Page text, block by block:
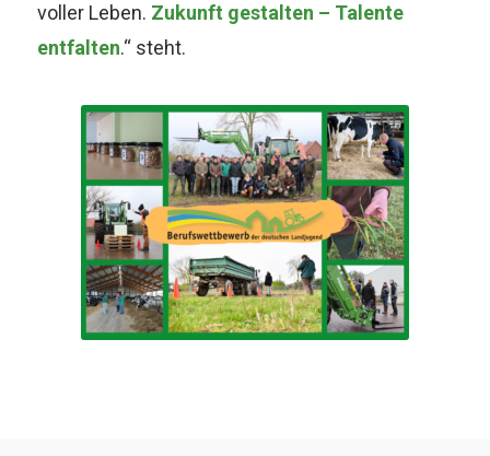
voller Leben. Zukunft gestalten – Talente
entfalten.“ steht.